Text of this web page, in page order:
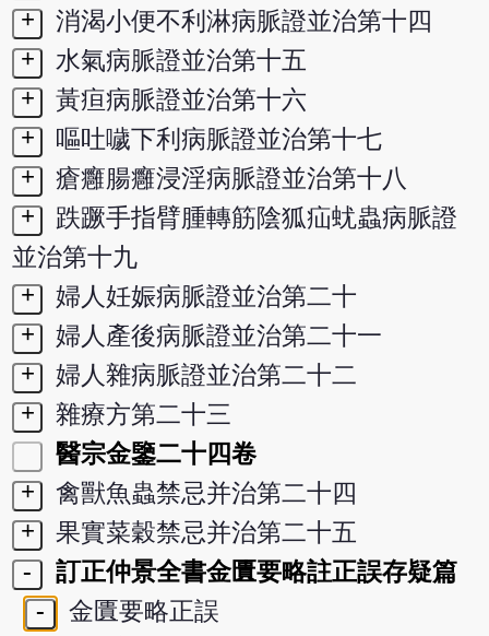
+
消渴小便不利淋病脈證並治第十四
+
水氣病脈證並治第十五
+
黃疸病脈證並治第十六
+
嘔吐噦下利病脈證並治第十七
+
瘡癰腸癰浸淫病脈證並治第十八
+
跌蹶手指臂腫轉筋陰狐疝蚘蟲病脈證
並治第十九
+
婦人妊娠病脈證並治第二十
+
婦人產後病脈證並治第二十一
+
婦人雜病脈證並治第二十二
+
雜療方第二十三
醫宗金鑒二十四卷
+
禽獸魚蟲禁忌并治第二十四
+
果實菜穀禁忌并治第二十五
-
訂正仲景全書金匱要略註正誤存疑篇
-
金匱要略正誤